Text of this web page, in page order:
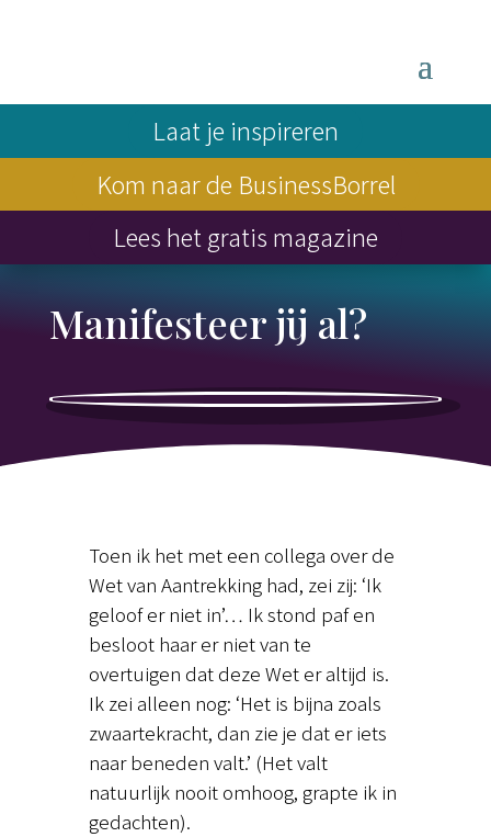
Laat je inspireren
Kom naar de BusinessBorrel
Lees het gratis magazine
Manifesteer jij al?
Toen ik het met een collega over de
Wet van Aantrekking had, zei zij: ‘Ik
geloof er niet in’… Ik stond paf en
besloot haar er niet van te
overtuigen dat deze Wet er altijd is.
Ik zei alleen nog: ‘Het is bijna zoals
zwaartekracht, dan zie je dat er iets
naar beneden valt.’ (Het valt
natuurlijk nooit omhoog, grapte ik in
gedachten).